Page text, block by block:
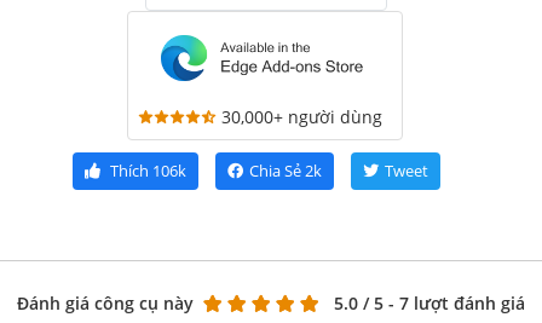
30,000+ người dùng
Thích 106k Chia Sẻ2k Tweet
Đánh giá công cụ này 5.0 / 5 - 7 lượt đánh giá